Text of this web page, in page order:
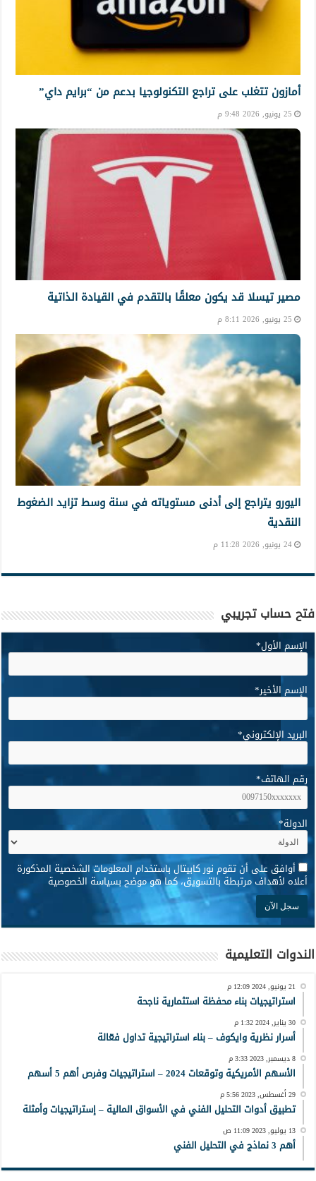
أمازون تتغلب على تراجع التكنولوجيا بدعم من “برايم داي”
25 يونيو, 2026 9:48 م
مصير تيسلا قد يكون معلقًا بالتقدم في القيادة الذاتية
25 يونيو, 2026 8:11 م
اليورو يتراجع إلى أدنى مستوياته في سنة وسط تزايد الضغوط
النقدية
24 يونيو, 2026 11:28 م
فتح حساب تجريبي
الإسم الأول*
الإسم الأخير*
البريد الإلكتروني*
رقم الهاتف*
الدولة*
* أوافق على أن تقوم نور كابيتال باستخدام المعلومات الشخصية المذكورة
أعلاه لأهداف مرتبطة بالتسويق، كما هو موضح بسياسة الخصوصية
الندوات التعليمية
21 يونيو, 2024 12:09 م
استراتيجيات بناء محفظة استثمارية ناجحة
30 يناير, 2024 1:32 م
أسرار نظرية وايكوف – بناء استراتيجية تداول فعّالة
8 ديسمبر, 2023 3:33 م
الأسهم الأمريكية وتوقعات 2024 – استراتيجيات وفرص أهم 5 أسهم
29 أغسطس, 2023 5:56 م
تطبيق أدوات التحليل الفني في الأسواق المالية – إستراتيجيات وأمثلة
13 يوليو, 2023 11:09 ص
أهم 3 نماذج في التحليل الفني